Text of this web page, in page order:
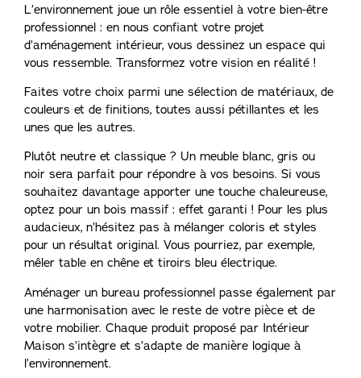
L’environnement joue un rôle essentiel à votre bien-être
professionnel : en nous confiant votre projet
d’aménagement intérieur, vous dessinez un espace qui
vous ressemble. Transformez votre vision en réalité !
Faites votre choix parmi une sélection de matériaux, de
couleurs et de finitions, toutes aussi pétillantes et les
unes que les autres.
Plutôt neutre et classique ? Un meuble blanc, gris ou
noir sera parfait pour répondre à vos besoins. Si vous
souhaitez davantage apporter une touche chaleureuse,
optez pour un bois massif : effet garanti ! Pour les plus
audacieux, n’hésitez pas à mélanger coloris et styles
pour un résultat original. Vous pourriez, par exemple,
mêler table en chêne et tiroirs bleu électrique.
Aménager un bureau professionnel passe également par
une harmonisation avec le reste de votre pièce et de
votre mobilier. Chaque produit proposé par Intérieur
Maison s’intègre et s’adapte de manière logique à
l’environnement.